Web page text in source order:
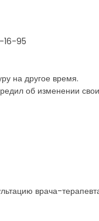
16-95
на другое время.
об изменении
врача-